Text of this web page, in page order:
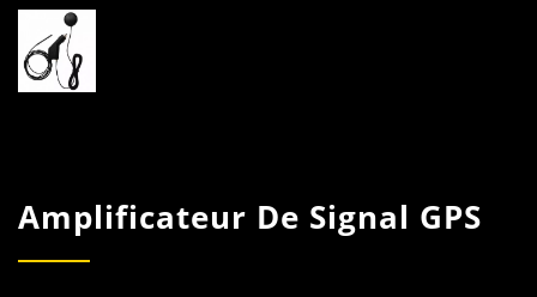
Amplificateur De Signal GPS